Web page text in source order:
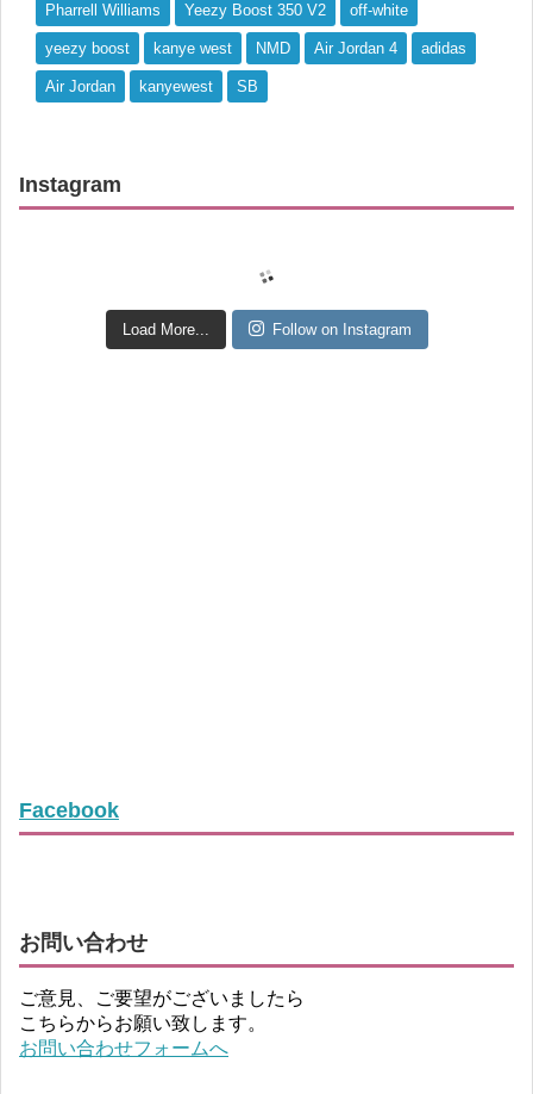
Pharrell Williams Yeezy Boost 350 V2 off-white
yeezy boost kanye west NMD Air Jordan 4 adidas
Air Jordan kanyewest SB
Instagram
Load More... Follow on Instagram
Facebook
お問い合わせ
ご意見、ご要望がございましたら
こちらからお願い致します。
お問い合わせフォームへ